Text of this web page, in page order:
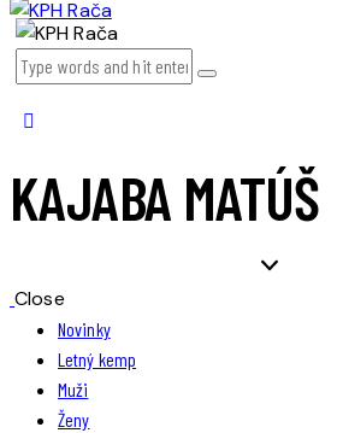
KAJABA MATÚŠ
Close
Novinky
Letný kemp
Muži
Ženy